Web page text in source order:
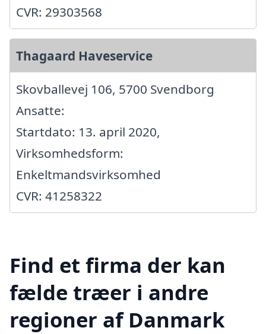
CVR: 29303568
Thagaard Haveservice
Skovballevej 106, 5700 Svendborg
Ansatte:
Startdato: 13. april 2020,
Virksomhedsform:
Enkeltmandsvirksomhed
CVR: 41258322
Find et firma der kan
fælde træer i andre
regioner af Danmark